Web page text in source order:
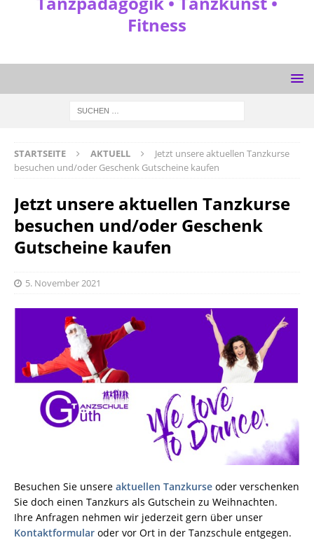
Fitness
STARTSEITE AKTUELL
Jetzt unsere aktuellen Tanzkurse
besuchen und/oder Geschenk Gutscheine kaufen
Jetzt unsere aktuellen Tanzkurse
besuchen und/oder Geschenk
Gutscheine kaufen
5. November 2021
Besuchen Sie unsere aktuellen Tanzkurse oder verschenken
Sie doch einen Tanzkurs als Gutschein zu Weihnachten.
Ihre Anfragen nehmen wir jederzeit gern über unser
Kontaktformular oder vor Ort in der Tanzschule entgegen.